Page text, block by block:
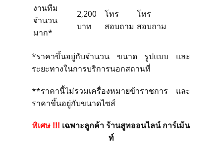
งานทีม
จำนวน
มาก*
2,200
บาท
โทร
สอบถาม
โทร
สอบถาม
*ราคาขึ้นอยู่กับจำนวน ขนาด รูปแบบ และ
ระยะทางในการบริการนอกสถานที่
**ราคานี้ไม่รวมเครื่องหมายข้าราชการ
และ
ราคาขึ้นอยู่กับขนาดไซส์
พิเศษ !!! เฉพาะลูกค้า ร้านสูทออนไลน์ การ์เม้น
ท์